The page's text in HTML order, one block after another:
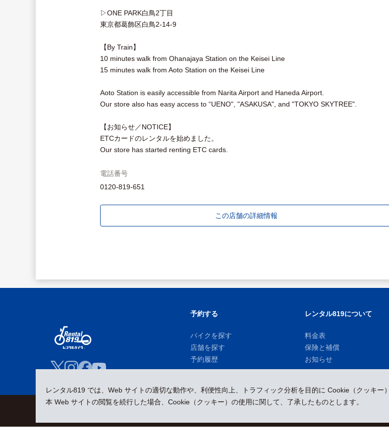
▷ONE PARK白鳥2丁目
東京都葛飾区白鳥2-14-9
【By Train】
10 minutes walk from Ohanajaya Station on the Keisei Line
15 minutes walk from Aoto Station on the Keisei Line
Aoto Station is easily accessible from Narita Airport and Haneda Airport.
Our store also has easy access to “UENO", "ASAKUSA", and "TOKYO SKYTREE".
【お知らせ／NOTICE】
ETCカードのレンタルを始めました。
Our store has started renting ETC cards.
電話番号
0120-819-651
この店舗の詳細情報
レンタル819 では、Web サイトの適切な動作や、利便性向上、トラフィック分析を目的に Cookie（クッキー
本 Web サイトの閲覧を続行した場合、Cookie（クッキー）の使用に関して、了承したものとします。
予約する
バイクを探す
店舗を探す
予約履歴
レンタル819について
料金表
保険と補償
お知らせ